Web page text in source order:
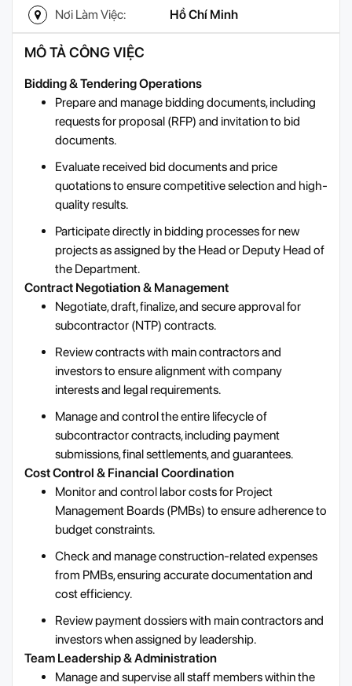
Nơi Làm Việc:
Hồ Chí Minh
MÔ TẢ CÔNG VIỆC
Bidding & Tendering Operations
Prepare and manage bidding documents, including
requests for proposal (RFP) and invitation to bid
documents.
Evaluate received bid documents and price
quotations to ensure competitive selection and high-
quality results.
Participate directly in bidding processes for new
projects as assigned by the Head or Deputy Head of
the Department.
Contract Negotiation & Management
Negotiate, draft, finalize, and secure approval for
subcontractor (NTP) contracts.
Review contracts with main contractors and
investors to ensure alignment with company
interests and legal requirements.
Manage and control the entire lifecycle of
subcontractor contracts, including payment
submissions, final settlements, and guarantees.
Cost Control & Financial Coordination
Monitor and control labor costs for Project
Management Boards (PMBs) to ensure adherence to
budget constraints.
Check and manage construction-related expenses
from PMBs, ensuring accurate documentation and
cost efficiency.
Review payment dossiers with main contractors and
investors when assigned by leadership.
Team Leadership & Administration
Manage and supervise all staff members within the